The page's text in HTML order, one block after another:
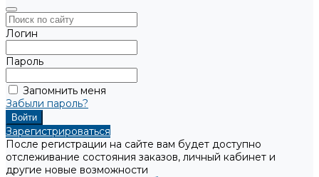
Логин
Пароль
Запомнить меня
Забыли пароль?
Зарегистрироваться
После регистрации на сайте вам будет доступно
отслеживание состояния заказов, личный кабинет и
другие новые возможности